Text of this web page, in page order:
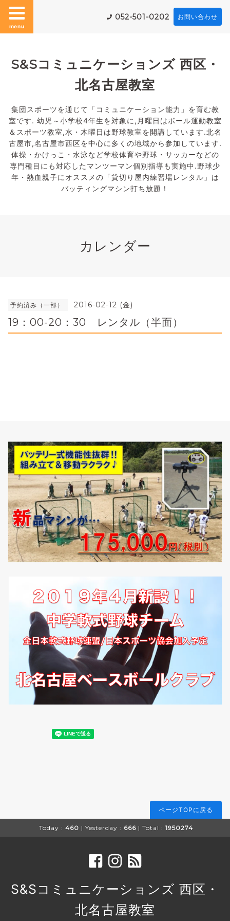
menu
052-501-0202 お問い合わせ
S&Sコミュニケーションズ 西区・
北名古屋教室
集団スポーツを通じて「コミュニケーション能力」を育む教
室です. 幼児～小学校4年生を対象に,月曜日はボール運動教室
＆スポーツ教室,水・木曜日は野球教室を開講しています.北名
古屋市,名古屋市西区を中心に多くの地域から参加しています.
体操・かけっこ・水泳など学校体育や野球・サッカーなどの
専門種目にも対応したマンツーマン個別指導も実施中.野球少
年・熱血親子にオススメの「貸切り屋内練習場レンタル」は
バッティングマシン打ち放題！
カレンダー
予約済み（一部） 2016-02-12 (金)
19：00-20：30 レンタル（半面）
ページTOPに戻る
Today : 460 | Yesterday : 666 | Total : 1950274
S&Sコミュニケーションズ 西区・
北名古屋教室